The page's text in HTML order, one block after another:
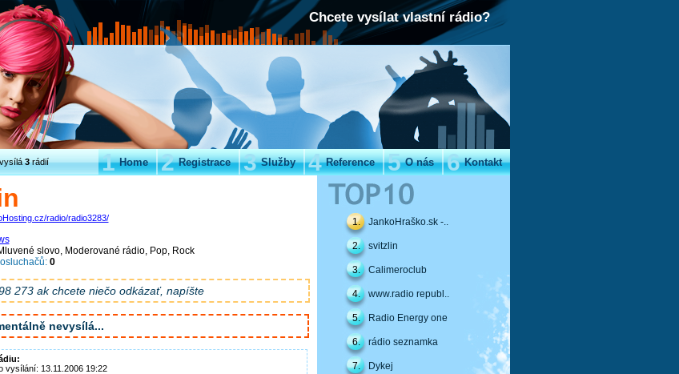
Chcete vysílat vlastní rádio?
3rádií 6 Kontakt
5 O nás
4 Reference
3 Služby
2 Registrace
1 Home
radio/radio3283/
slovo, Moderované rádio, Pop, Rock
0
273 ak chcete niečo odkázať, napíšte
nevysílá...
vysílání: 13.11.2006 19:22
1. JankoHraško.sk -..
2. svitzlin
3. Calimeroclub
4. www.radio republ..
5. Radio Energy one
6. rádio seznamka
7. Dykej